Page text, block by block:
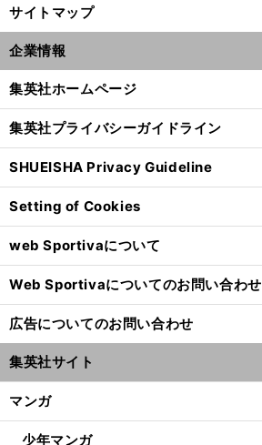
サイトマップ
企業情報
集英社ホームページ
集英社プライバシーガイドライン
SHUEISHA Privacy Guideline
Setting of Cookies
web Sportivaについて
Web Sportivaについてのお問い合わせ
広告についてのお問い合わせ
集英社サイト
マンガ
少年マンガ